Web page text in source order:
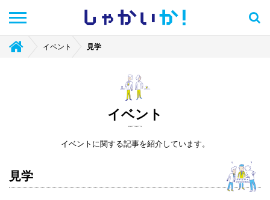
しゃかい か！
イベント 見学
イベント
イベントに関する記事を紹介しています。
見学